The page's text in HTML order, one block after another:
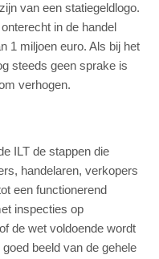
van een statiegeldlogo.
in de handel
1 miljoen euro. Als bij het
steeds geen sprake is
verhogen.
ILT de stappen die
handelaren, verkopers
een functionerend
inspecties op
de wet voldoende wordt
beeld van de gehele